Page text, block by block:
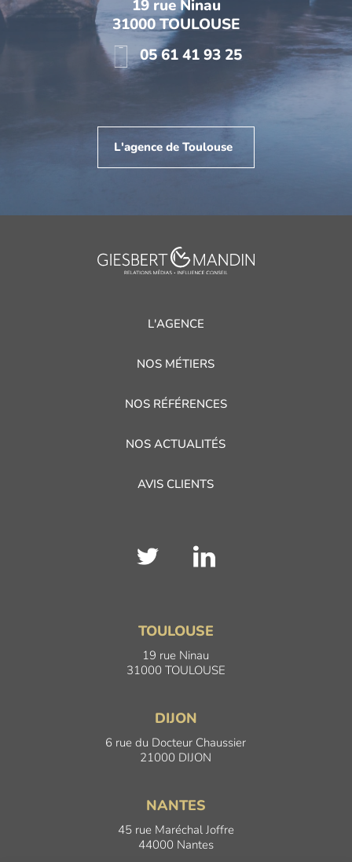
19 rue Ninau
31000 TOULOUSE
05 61 41 93 25
L'agence de Toulouse
L'AGENCE
NOS MÉTIERS
NOS RÉFÉRENCES
NOS ACTUALITÉS
AVIS CLIENTS
TOULOUSE
19 rue Ninau
31000 TOULOUSE
DIJON
6 rue du Docteur Chaussier
21000 DIJON
NANTES
45 rue Maréchal Joffre
44000 Nantes